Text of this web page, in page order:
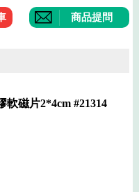
商品提問
軟磁片2*4cm #21314